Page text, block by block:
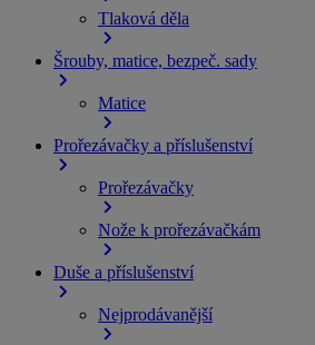
Tlaková děla
Šrouby, matice, bezpeč. sady
Matice
Prořezávačky a příslušenství
Prořezávačky
Nože k prořezávačkám
Duše a příslušenství
Nejprodávanější